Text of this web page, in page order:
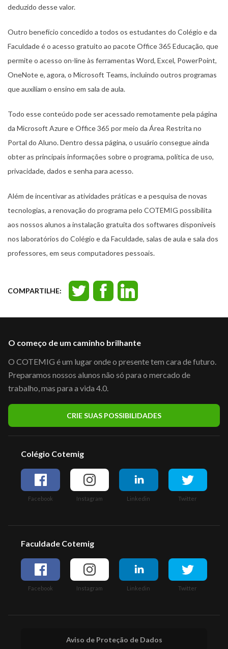
deduzido desse valor.
Outro benefício concedido a todos os estudantes do Colégio e da
Faculdade é o acesso gratuito ao pacote Office 365 Educação, que
permite o acesso on-line às ferramentas Word, Excel, PowerPoint,
OneNote e, agora, o Microsoft Teams, incluindo outros programas
que auxiliam o ensino em sala de aula.
Todo esse conteúdo pode ser acessado remotamente pela página
da Microsoft Azure e Office 365 por meio da Área Restrita no
Portal do Aluno. Dentro dessa página, o usuário consegue ainda
obter as principais informações sobre o programa, política de uso,
privacidade, dados e senha para acesso.
Além de incentivar as atividades práticas e a pesquisa de novas
tecnologias, a renovação do programa pelo COTEMIG possibilita
aos nossos alunos a instalação gratuita dos softwares disponíveis
nos laboratórios do Colégio e da Faculdade, salas de aula e sala dos
professores, em seus computadores pessoais.
COMPARTILHE:
O começo de um caminho brilhante
O COTEMIG é um lugar onde o presente tem cara de futuro.
Preparamos nossos alunos não só para o mercado de
trabalho, mas para a vida 4.0.
CRIE SUAS POSSIBILIDADES
Colégio Cotemig
Facebook Instagram Linkedin Twitter
Faculdade Cotemig
Facebook Instagram Linkedin Twitter
Aviso de Proteção de Dados